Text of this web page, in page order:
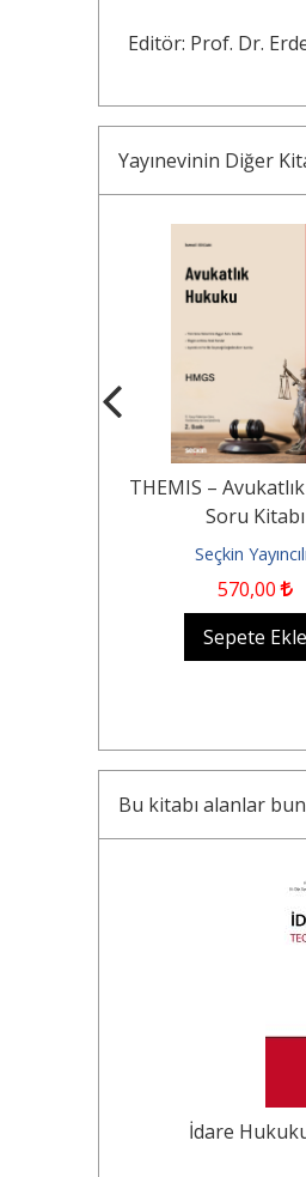
Editör: Prof. Dr.
Yayınevinin Diğer
THEMIS –
Soru Kitabı
Seçkin
570,00
Sepete Ekle
Bu kitabı alanlar
İdare